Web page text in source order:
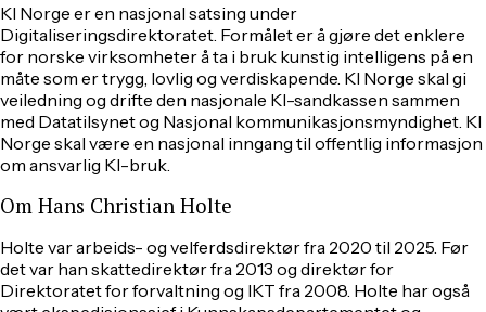
KI Norge er en nasjonal satsing under
Digitaliseringsdirektoratet. Formålet er å gjøre det enklere
for norske virksomheter å ta i bruk kunstig intelligens på en
måte som er trygg, lovlig og verdiskapende. KI Norge skal gi
veiledning og drifte den nasjonale KI-sandkassen sammen
med Datatilsynet og Nasjonal kommunikasjonsmyndighet. KI
Norge skal være en nasjonal inngang til offentlig informasjon
om ansvarlig KI-bruk.
Om Hans Christian Holte
Holte var arbeids- og velferdsdirektør fra 2020 til 2025. Før
det var han skattedirektør fra 2013 og direktør for
Direktoratet for forvaltning og IKT fra 2008. Holte har også